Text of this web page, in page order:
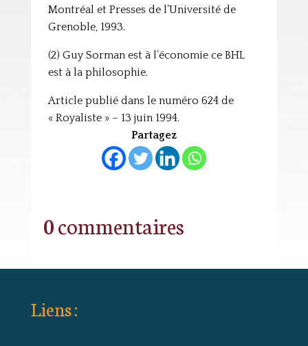
Montréal et Presses de l’Université de
Grenoble, 1993.
(2) Guy Sorman est à l’économie ce BHL
est à la philosophie.
Article publié dans le numéro 624 de
« Royaliste » – 13 juin 1994.
Partagez
0 commentaires
Liens :